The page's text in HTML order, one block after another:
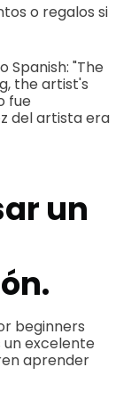
o regalos si
Spanish: "The
the artist's
fue
del artista era
un
beginners
un excelente
aprender